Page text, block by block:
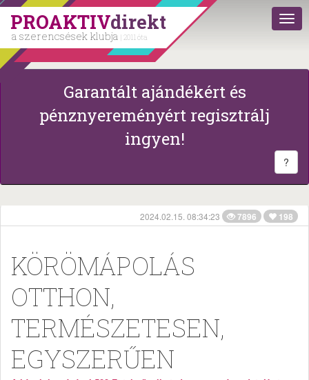
PROAKTIVdirekt
a szerencsések klubja | 2011 óta
Garantált ajándékért és
pénznyereményért regisztrálj
ingyen!
?
2024.02.15. 08:34:23 7896 198
KÖRÖMÁPOLÁS
OTTHON,
TERMÉSZETESEN,
EGYSZERŰEN